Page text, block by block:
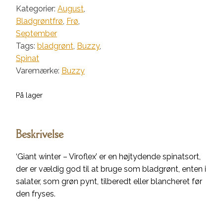
winter
-
Viroflex'
antal
Kategorier: August,
Bladgrøntfrø, Frø,
September
Tags: bladgrønt, Buzzy,
Spinat
Varemærke: Buzzy
På lager
Beskrivelse
‘Giant winter – Viroflex’ er en højtydende spinatsort,
der er vældig god til at bruge som bladgrønt, enten i
salater, som grøn pynt, tilberedt eller blancheret før
den fryses.